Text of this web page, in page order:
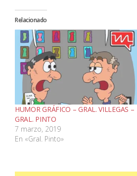
Relacionado
HUMOR GRÁFICO – GRAL. VILLEGAS –
GRAL. PINTO
7 marzo, 2019
En «Gral. Pinto»